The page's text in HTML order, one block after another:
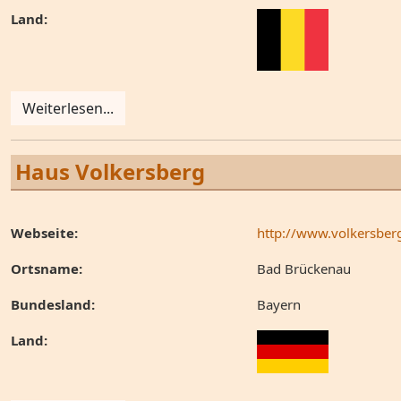
Land:
Weiterlesen...
Haus Volkersberg
Webseite:
http://
Ortsname:
Bad Brückenau
Bundesland:
Bayern
Land: